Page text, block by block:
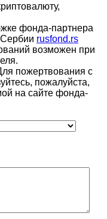
фонда-партнера
rusfond.rs
возможен при
пожертвования с
пожалуйста,
на сайте фонда-